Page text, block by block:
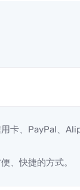
卡、PayPal、
、快捷的方式。